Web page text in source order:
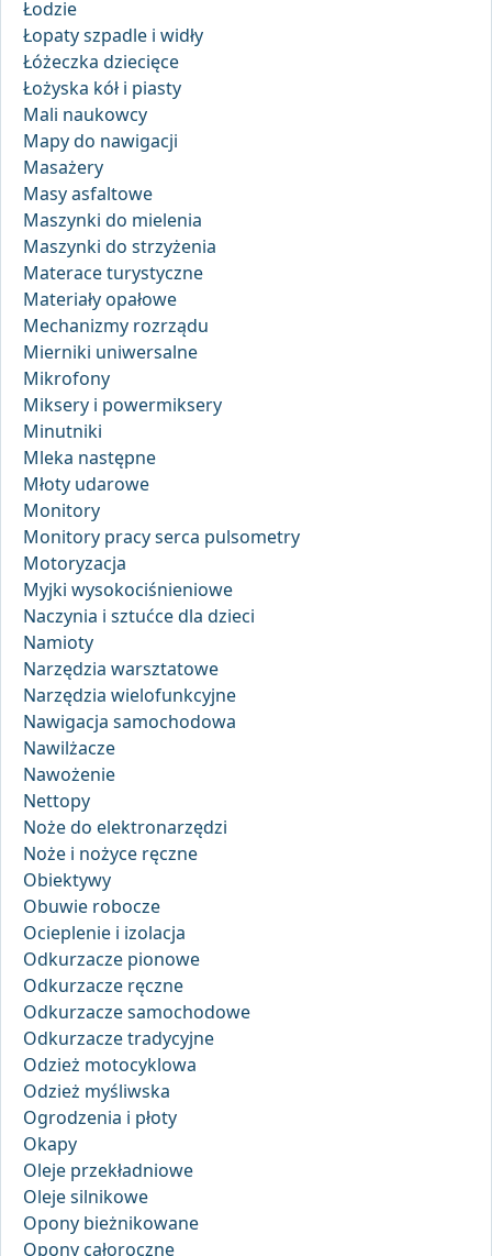
Łodzie
Łopaty szpadle i widły
Łóżeczka dziecięce
Łożyska kół i piasty
Mali naukowcy
Mapy do nawigacji
Masażery
Masy asfaltowe
Maszynki do mielenia
Maszynki do strzyżenia
Materace turystyczne
Materiały opałowe
Mechanizmy rozrządu
Mierniki uniwersalne
Mikrofony
Miksery i powermiksery
Minutniki
Mleka następne
Młoty udarowe
Monitory
Monitory pracy serca pulsometry
Motoryzacja
Myjki wysokociśnieniowe
Naczynia i sztućce dla dzieci
Namioty
Narzędzia warsztatowe
Narzędzia wielofunkcyjne
Nawigacja samochodowa
Nawilżacze
Nawożenie
Nettopy
Noże do elektronarzędzi
Noże i nożyce ręczne
Obiektywy
Obuwie robocze
Ocieplenie i izolacja
Odkurzacze pionowe
Odkurzacze ręczne
Odkurzacze samochodowe
Odkurzacze tradycyjne
Odzież motocyklowa
Odzież myśliwska
Ogrodzenia i płoty
Okapy
Oleje przekładniowe
Oleje silnikowe
Opony bieżnikowane
Opony całoroczne